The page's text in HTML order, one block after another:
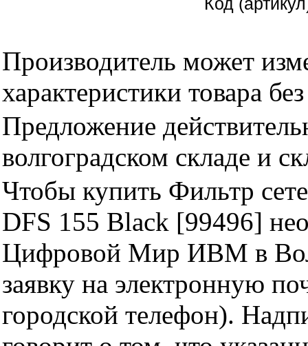
Производитель может
характеристики товара
Предложение
волгоградском складе и
Чтобы купить Фильтр
DFS 155 Black [99496]
Цифровой Мир ИВМ в
заявку на электронную
городской телефон).